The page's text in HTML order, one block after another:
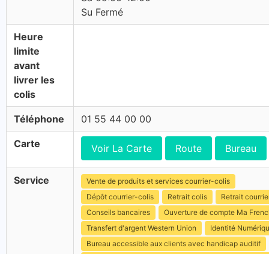
Su Fermé
Heure
limite
avant
livrer les
colis
Téléphone 01 55 44 00 00
Carte Voir La Carte Route Bureau
Service
Vente de produits et services courrier-colis
Dépôt courrier-colis
Retrait colis
Retrait
Conseils bancaires
Ouverture de compte Ma
Transfert d'argent Western Union
Identité
Bureau accessible aux clients avec handicap auditif